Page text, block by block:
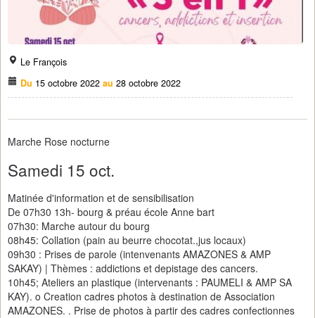
Le François
Du 15 octobre 2022 au 28 octobre 2022
Marche Rose nocturne
Samedi 15 oct.
Matinée d'information et de sensibilisation
De 07h30 13h- bourg & préau école Anne bart
07h30: Marche autour du bourg
08h45: Collation (pain au beurre chocotat.,jus locaux)
09h30 : Prises de parole (intenvenants AMAZONES & AMP
SAKAY) | Thèmes : addictions et depistage des cancers.
10h45; Ateliers an plastique (intervenants : PAUMELI & AMP SA
KAY). o Creation cadres photos à destination de Association
AMAZONES. . Prise de photos à partir des cadres confectionnes